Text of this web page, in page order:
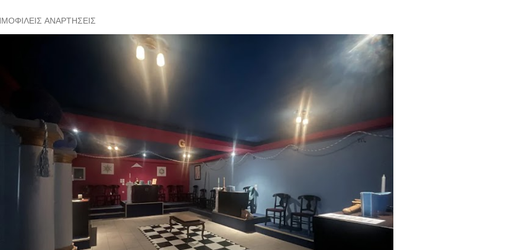
ΑΝΑΡΤΉΣΕΙΣ